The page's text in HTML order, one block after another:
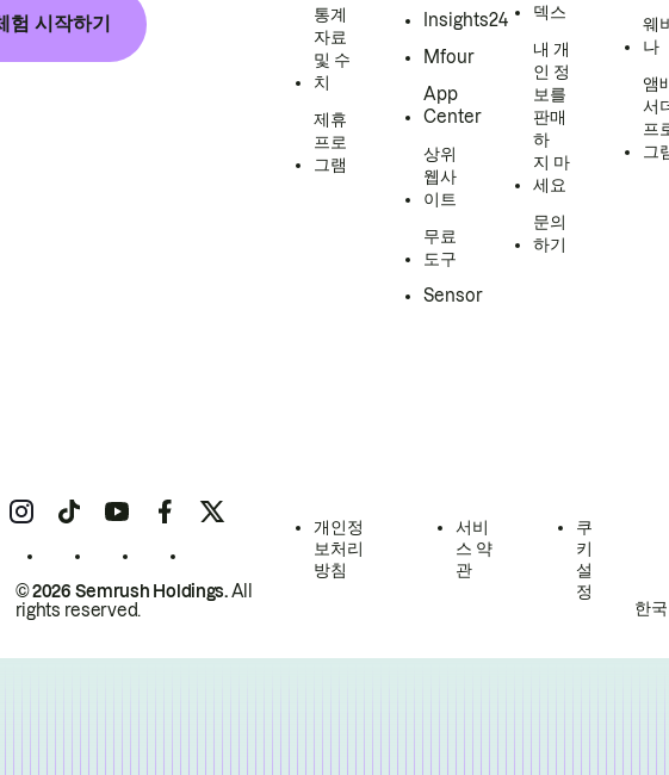
험 시작하기
통계
자료
및 수
치
제휴
프로
그램
Insights24
Mfour
App
Center
상위
웹사
이트
무료
도구
Sensor
덱스
내 개
인 정
보를
판매
하
지 마
세요
문의
하기
웨
나
앰
서
프
그
© 2026 Semrush Holdings.All
rights reserved.
개인정
보처리
방침
서비
스 약
관
쿠
키
설
정
한